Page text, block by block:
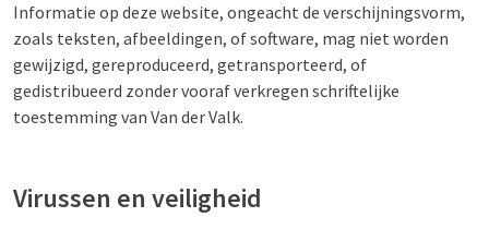
Informatie op deze website, ongeacht de verschijningsvorm,
zoals teksten, afbeeldingen, of software, mag niet worden
gewijzigd, gereproduceerd, getransporteerd, of
gedistribueerd zonder vooraf verkregen schriftelijke
toestemming van Van der Valk.
Virussen en veiligheid